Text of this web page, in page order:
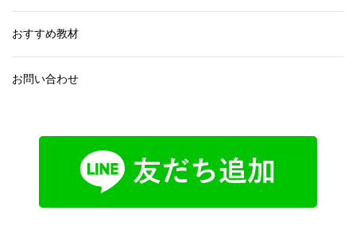
おすすめ教材
お問い合わせ